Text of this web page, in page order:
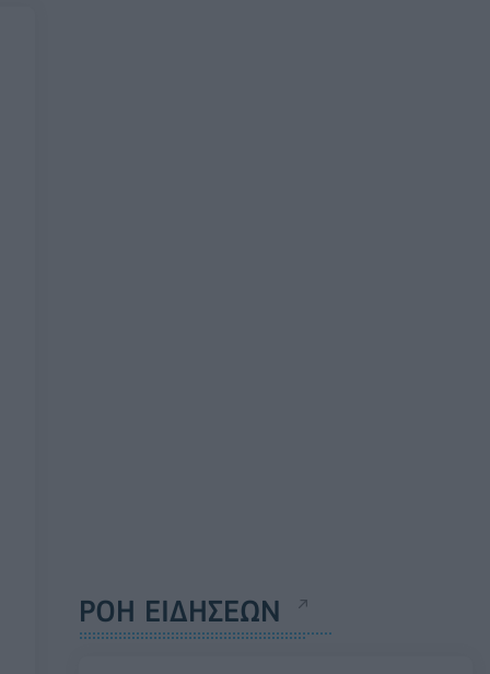
ΡΟΗ ΕΙΔΗΣΕΩΝ